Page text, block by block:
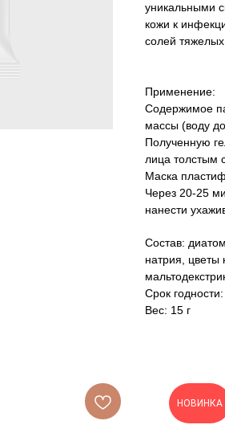
уникальными
кожи к
солей
Применение:
Содержимое
массы (воду
Полученную
лица толстым
Маска
Через 20-25
нанести
Состав:
натрия, цветы
Срок
Вес: 15 г
НОВИНКА